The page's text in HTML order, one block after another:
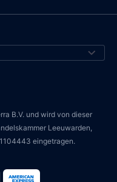
B.V. und wird von dieser
Leeuwarden,
eingetragen.